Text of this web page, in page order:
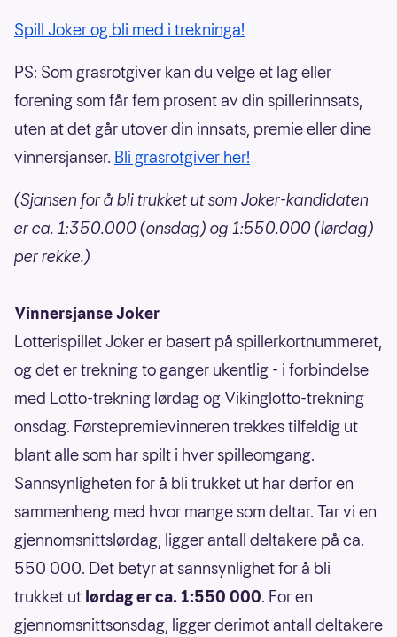
Spill Joker og bli med i trekninga!
PS: Som grasrotgiver kan du velge et lag eller
forening som får fem prosent av din spillerinnsats,
uten at det går utover din innsats, premie eller dine
vinnersjanser. Bli grasrotgiver her!
(Sjansen for å bli trukket ut som Joker-kandidaten
er ca. 1:350.000 (onsdag) og 1:550.000 (lørdag)
per rekke.)
Vinnersjanse Joker
Lotterispillet Joker er basert på spillerkortnummeret,
og det er trekning to ganger ukentlig - i forbindelse
med Lotto-trekning lørdag og Vikinglotto-trekning
onsdag. Førstepremievinneren trekkes tilfeldig ut
blant alle som har spilt i hver spilleomgang.
Sannsynligheten for å bli trukket ut har derfor en
sammenheng med hvor mange som deltar. Tar vi en
gjennomsnittslørdag, ligger antall deltakere på ca.
550 000. Det betyr at sannsynlighet for å bli
trukket ut lørdag er ca. 1:550 000. For en
gjennomsnittsonsdag, ligger derimot antall deltakere